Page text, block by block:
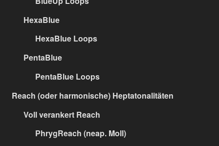
HexaBlue
HexaBlue Loops
PentaBlue
PentaBlue Loops
Reach (oder harmonische) Heptatonalitäten
Voll verankert Reach
PhrygReach (neap. Moll)